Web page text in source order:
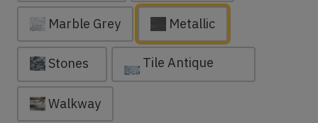
Marble Grey Metallic
Stones
Tile Antique
Blue
Walkway